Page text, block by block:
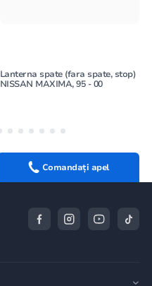
Lanterna spate (fara spate, stop)
NISSAN MAXIMA, 95 - 00
Comandați apel